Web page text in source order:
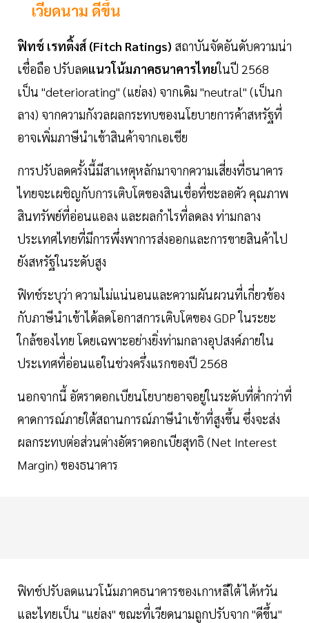
เวียดนาม ดีขึ้น
ฟิทช์ เรทติ้งส์ (Fitch Ratings) สถาบันจัดอันดับความน่า
เชื่อถือ ปรับลดแนวโน้มภาคธนาคารไทยในปี 2568
เป็น "deteriorating" (แย่ลง) จากเดิม "neutral" (เป็นก
ลาง) จากความกังวลผลกระทบของนโยบายการค้าสหรัฐที่
อาจเพิ่มภาษีนำเข้าสินค้าจากเอเชีย
การปรับลดครั้งนี้มีสาเหตุหลักมาจากความเสี่ยงที่ธนาคาร
ไทยจะเผชิญกับการเติบโตของสินเชื่อที่ชะลอตัว คุณภาพ
สินทรัพย์ที่อ่อนแอลง และผลกำไรที่ลดลง ท่ามกลาง
ประเทศไทยที่มีการพึ่งพาการส่งออกและการขายสินค้าไป
ยังสหรัฐในระดับสูง
ฟิทช์ระบุว่า ความไม่แน่นอนและความผันผวนที่เกี่ยวข้อง
กับภาษีนำเข้าได้ลดโอกาสการเติบโตของ GDP ในระยะ
ใกล้ของไทย โดยเฉพาะอย่างยิ่งท่ามกลางอุปสงค์ภายใน
ประเทศที่อ่อนแอในช่วงครึ่งแรกของปี 2568
นอกจากนี้ อัตราดอกเบียนโยบายอาจอยู่ในระดับที่ต่ำกว่าที่
คาดการณ์ภายใต้สถานการณ์ภาษีนำเข้าที่สูงขึ้น ซึ่งจะส่ง
ผลกระทบต่อส่วนต่างอัตราดอกเบียสุทธิ (Net Interest
Margin) ของธนาคาร
ฟิทช์ปรับลดแนวโน้มภาคธนาคารของเกาหลีใต้ ไต้หวัน
และไทยเป็น "แย่ลง" ขณะที่เวียดนามถูกปรับจาก "ดีขึ้น"